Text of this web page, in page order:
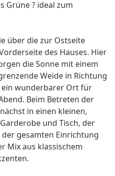
Grüne ? ideal zum
über die zur Ostseite
des Hauses. Hier
die Sonne mit einem
Weide in Richtung
ein wunderbarer Ort für
Beim Betreten der
in einen kleinen,
und Tisch, der
gesamten Einrichtung
Mix aus klassischem